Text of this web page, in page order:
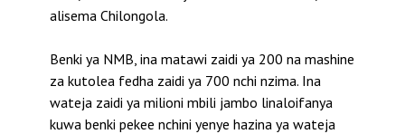
alisema Chilongola.
Benki ya NMB, ina matawi zaidi ya 200 na mashine
za kutolea fedha zaidi ya 700 nchi nzima. Ina
wateja zaidi ya milioni mbili jambo linaloifanya
kuwa benki pekee nchini yenye hazina ya wateja